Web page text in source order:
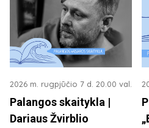
2026 m. rugpjūčio 7 d. 20.00 val.
Palangos skaitykla |
Dariaus Žvirblio